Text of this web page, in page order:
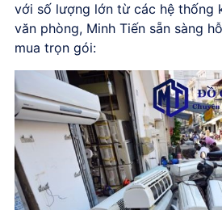
với số lượng lớn từ các hệ thống
văn phòng, Minh Tiến sẵn sàng
mua trọn gói: